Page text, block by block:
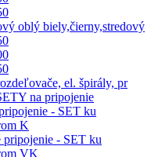
oblý biely,čierny,stredový
el. špirály, pr
na pripojenie
- SET ku
K
pripojenie - SET ku
VK